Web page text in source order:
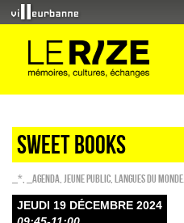
sweet books
_* _Agenda Jeune public Langues du monde
JEUDI 19 DÉCEMBRE 2024